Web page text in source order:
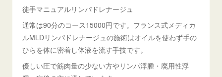
徒手マニュアルリンパドレナージュ
通常は90分のコース15000円です。フランス式メディカ
ルMLDリンパドレナージュの施術はオイルを使わず手の
ひらを体に密着し体液を流す手技です。
優しい圧で筋肉量の少ない方やリンパ浮腫・廃用性浮